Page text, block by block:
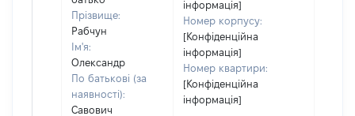
Прізвище:
Рабчун
Ім'я:
Олександр
По батькові (за
наявності):
Савович
інформація]
Номер корпусу:
[Конфіденційна
інформація]
Номер квартири:
[Конфіденційна
інформація]